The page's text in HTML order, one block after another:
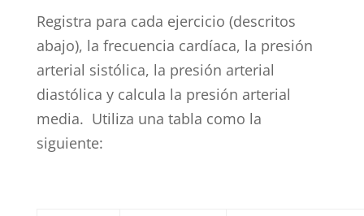
Registra para cada ejercicio (descritos
abajo), la frecuencia cardíaca, la presión
arterial sistólica, la presión arterial
diastólica y calcula la presión arterial
media. Utiliza una tabla como la
siguiente: